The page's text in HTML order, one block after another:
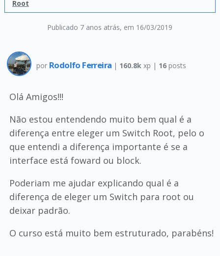
Publicado 7 anos atrás, em 16/03/2019
Root
por Rodolfo Ferreira | 160.8k xp | 16posts
Olá Amigos!!!
Não estou entendendo muito bem qual é a
diferença entre eleger um Switch Root, pelo o
que entendi a diferença importante é se a
interface está foward ou block.
Poderiam me ajudar explicando qual é a
diferença de eleger um Switch para root ou
deixar padrão.
O curso está muito bem estruturado, parabéns!